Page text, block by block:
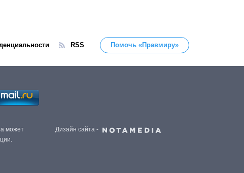
RSS Помочь «Правмиру»
может
Дизайн сайта -